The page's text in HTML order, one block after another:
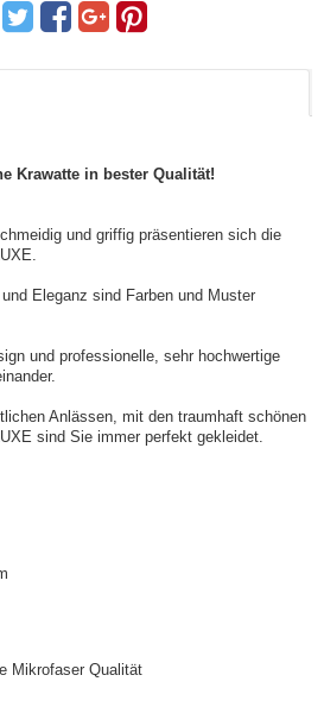
Krawatte in bester Qualität!
und griffig präsentieren sich die
Eleganz sind Farben und Muster
und professionelle, sehr hochwertige
Anlässen, mit den traumhaft schönen
sind Sie immer perfekt gekleidet.
Mikrofaser Qualität